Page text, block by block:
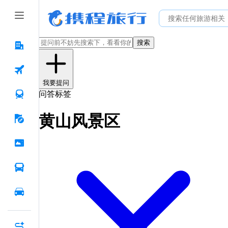
搜索
我要提问
问答标签
黄山风景区